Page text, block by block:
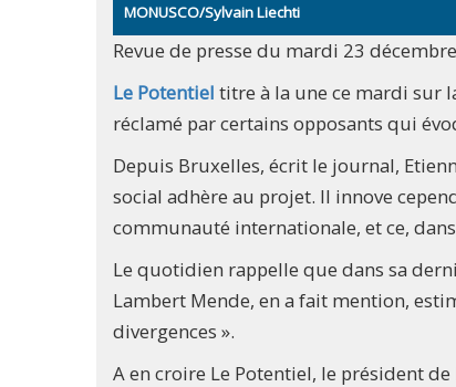
MONUSCO/Sylvain Liechti
Revue de presse du mardi 23
Le Potentiel titre à la une ce mardi sur
réclamé par certains opposants qui
Depuis Bruxelles, écrit le journal,
social adhère au projet. Il innove
communauté internationale, et ce,
Le quotidien rappelle que dans sa
Lambert Mende, en a fait mention,
divergences ».
A en croire Le Potentiel, le président